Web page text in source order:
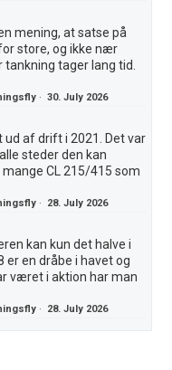
mening, at satse på
store, og ikke nær
tager lang tid.
·30. July 2026
ud af drift i 2021. Det var
steder den kan
CL 215/415 som
· 28. July 2026
kan kun det halve i
er en dråbe i havet og
været i aktion har man
· 28. July 2026